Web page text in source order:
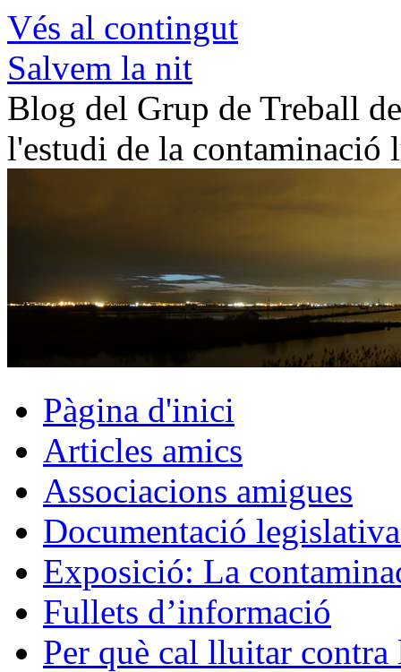
Vés al contingut
Salvem la nit
Blog del Grup de Treball
l'estudi de la contaminació
Pàgina d'inici
Articles amics
Associacions amigues
Documentació
Exposició: La
Fullets d’informació
Per què cal lluitar